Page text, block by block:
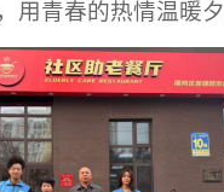
用青春的热情温暖